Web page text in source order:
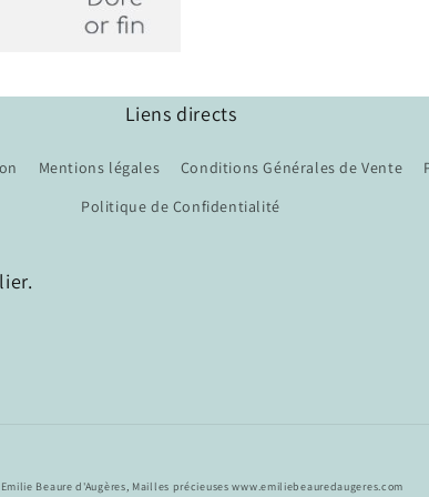
Liens directs
Mentions légales Conditions Générales de Vente
Politique de Confidentialité
Emilie Beaure d'Augères, Mailles précieuses www.emiliebeauredaugeres.com